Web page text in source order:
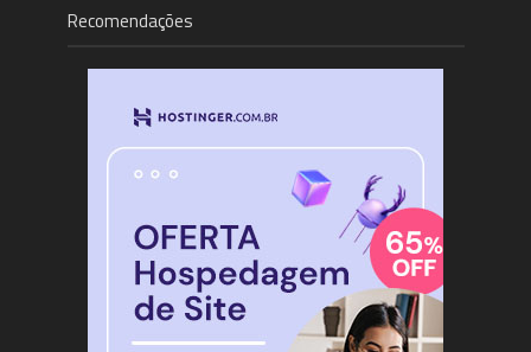
Recomendações